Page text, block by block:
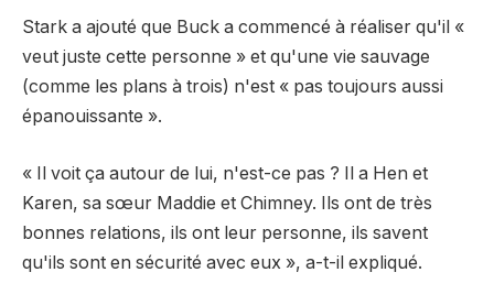
Stark a ajouté que Buck a commencé à réaliser qu'il «
veut juste cette personne » et qu'une vie sauvage
(comme les plans à trois) n'est « pas toujours aussi
épanouissante ».
« Il voit ça autour de lui, n'est-ce pas ? Il a Hen et
Karen, sa sœur Maddie et Chimney. Ils ont de très
bonnes relations, ils ont leur personne, ils savent
qu'ils sont en sécurité avec eux », a-t-il expliqué.